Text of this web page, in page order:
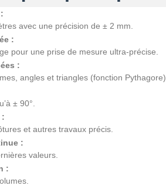
avec une précision de ± 2 mm.
:
pour une prise de mesure ultra-précise.
:
angles et triangles (fonction Pythagore).
± 90°.
:
et autres travaux précis.
:
valeurs.
: